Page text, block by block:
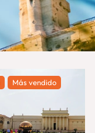
Más vendido